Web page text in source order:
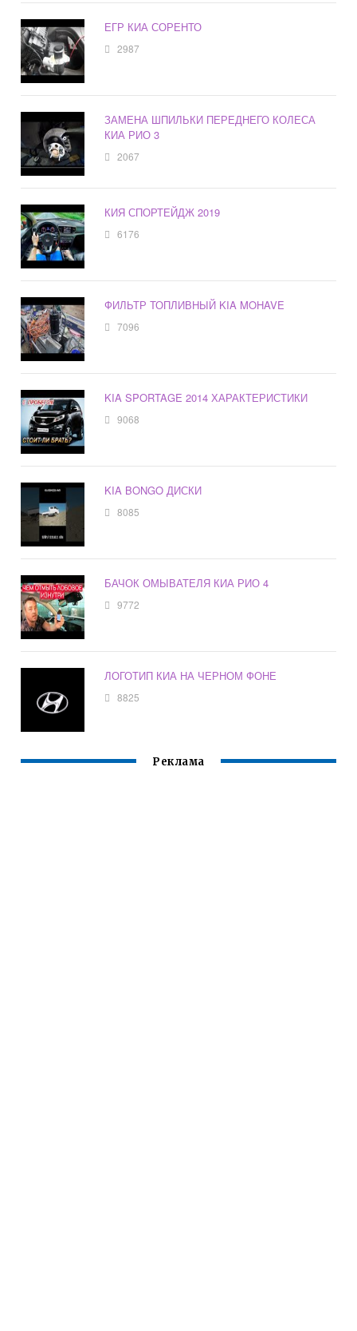
ЕГР КИА СОРЕНТО
2987
ЗАМЕНА ШПИЛЬКИ ПЕРЕДНЕГО КОЛЕСА
КИА РИО 3
2067
КИЯ СПОРТЕЙДЖ 2019
6176
ФИЛЬТР ТОПЛИВНЫЙ KIA MOHAVE
7096
KIA SPORTAGE 2014 ХАРАКТЕРИСТИКИ
9068
KIA BONGO ДИСКИ
8085
БАЧОК ОМЫВАТЕЛЯ КИА РИО 4
9772
ЛОГОТИП КИА НА ЧЕРНОМ ФОНЕ
8825
Реклама